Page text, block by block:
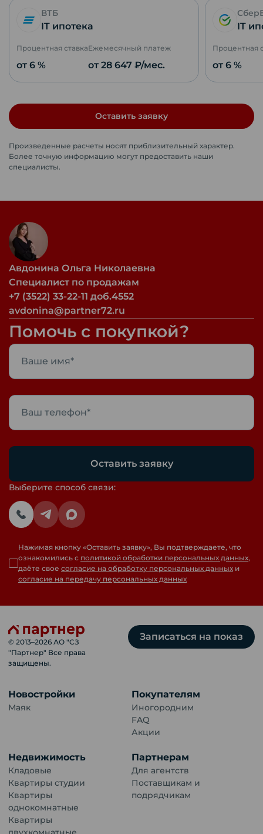
ВТБ
IT ипотека
Процентная ставка
от 6 %
Ежемесячный платеж
от 28 647 ₽/мес.
IT
Процентная
от 6 %
Оставить заявку
Произведенные расчеты носят приблизительный характер.
Более точную информацию могут предоставить наши
специалисты.
Авдонина Ольга Николаевна
Специалист по продажам
+7 (3522) 33-22-11 доб.4552
avdonina@partner72.ru
Помочь с покупкой?
Оставить заявку
Выберите способ связи:
Нажимая кнопку «Оставить заявку», Вы подтверждаете, что
ознакомились с политикой обработки персональных данных,
даёте свое согласие на обработку персональных данных и
согласие на передачу персональных данных
© 2013–2026 АО "СЗ
"Партнер" Все права
защищены.
Записаться на показ
Новостройки
Маяк
Покупателям
Иногородним
FAQ
Акции
Недвижимость
Кладовые
Квартиры студии
Квартиры
однокомнатные
Квартиры
Партнерам
Для агентств
Поставщикам и
подрядчикам